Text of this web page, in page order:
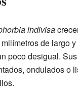
indivisa
de largo
poco desigual.
ondulados o